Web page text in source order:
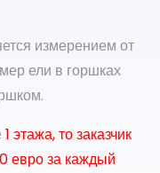
измерением от
ели в горшках
1 этажа, то заказчик
евро за каждый